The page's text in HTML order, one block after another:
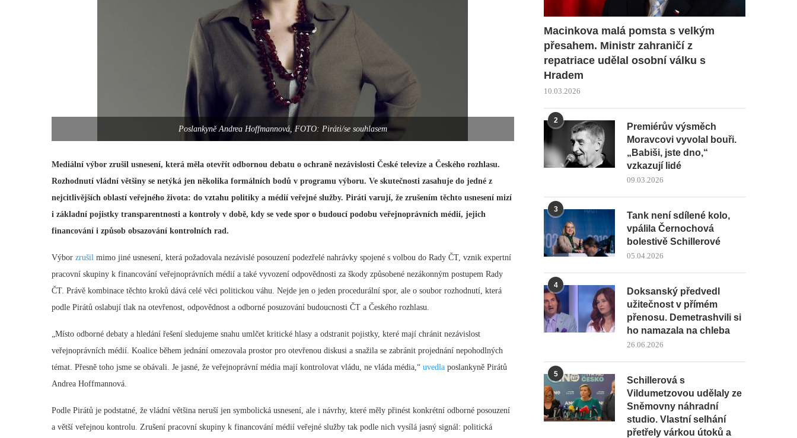
Poslankyně Andrea Hoffmannová, FOTO: Piráti/se souhlasem
Mediální výbor zrušil usnesení, která měla otevřít odbornou debatu o ochraně nezávislosti České televize a Českého rozhlasu.
Rozhodnutí vládní většiny se netýká jen několika formálních bodů v programu výboru. Ve skutečnosti zasahuje do jedné z
nejcitlivějších oblastí veřejného života: do vztahu politiky a médií veřejné služby. Piráti varují, že zrušením těchto usnesení mizí
i základní pojistky transparentnosti a kontroly v době, kdy se vede spor o budoucí podobu veřejnoprávních médií, jejich
financování i způsob obsazování kontrolních rad.
Výbor zrušil mimo jiné usnesení, která požadovala nezávislé posouzení podezřelé nahrávky spojené s volbou do Rady ČT, vznik expertní
pracovní skupiny k financování veřejnoprávních médií a také vyvození odpovědnosti za škody způsobené nezákonným postupem Rady
ČT. Právě kombinace těchto kroků dává celé věci politickou váhu. Nejde jen o jeden procedurální spor, ale o soubor rozhodnutí, která
podle Pirátů oslabují tlak na otevřenost, odpovědnost a odborné posuzování budoucnosti ČT a Českého rozhlasu.
„Místo odborné debaty a hledání řešení sledujeme snahu umlčet kritické hlasy a odstranit pojistky, které mají chránit nezávislost
veřejnoprávních médií. Koalice během jednání omezovala prostor pro otevřenou diskusi a snažila se zabránit projednání nepohodlných
témat. Přesně toho jsme se obávali. Je jasné, že veřejnoprávní média mají kontrolovat vládu, ne vláda média,“ uvedla poslankyně Pirátů
Andrea Hoffmannová.
Podle Pirátů je podstatné, že vládní většina neruší jen symbolická usnesení, ale i návrhy, které měly přinést konkrétní odborné posouzení
a větší veřejnou kontrolu. Zrušení pracovní skupiny k financování médií veřejné služby tak podle nich vysílá jasný signál: politická
Macinkova malá pomsta s velkým
přesahem. Ministr zahraničí z
repatriace udělal osobní válku s
Hradem
10.03.2026
2
Premiérův výsměch
Moravcovi vyvolal bouři.
„Babiši, jste dno,“
vzkazují lidé
09.03.2026
3
Tank není sdílené kolo,
vpálila Černochová
bolestivě Schillerové
05.04.2026
4
Doksanský předvedl
užitečnost v přímém
přenosu. Demetrashvili si
ho namazala na chleba
26.06.2026
5
Schillerová s
Vildumetzovou udělaly ze
Sněmovny náhradní
studio. Vlastní selhání
přetřely várkou útoků a